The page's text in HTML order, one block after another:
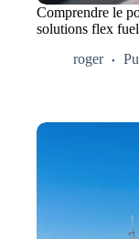
Comprendre le
solutions flex fuel
roger